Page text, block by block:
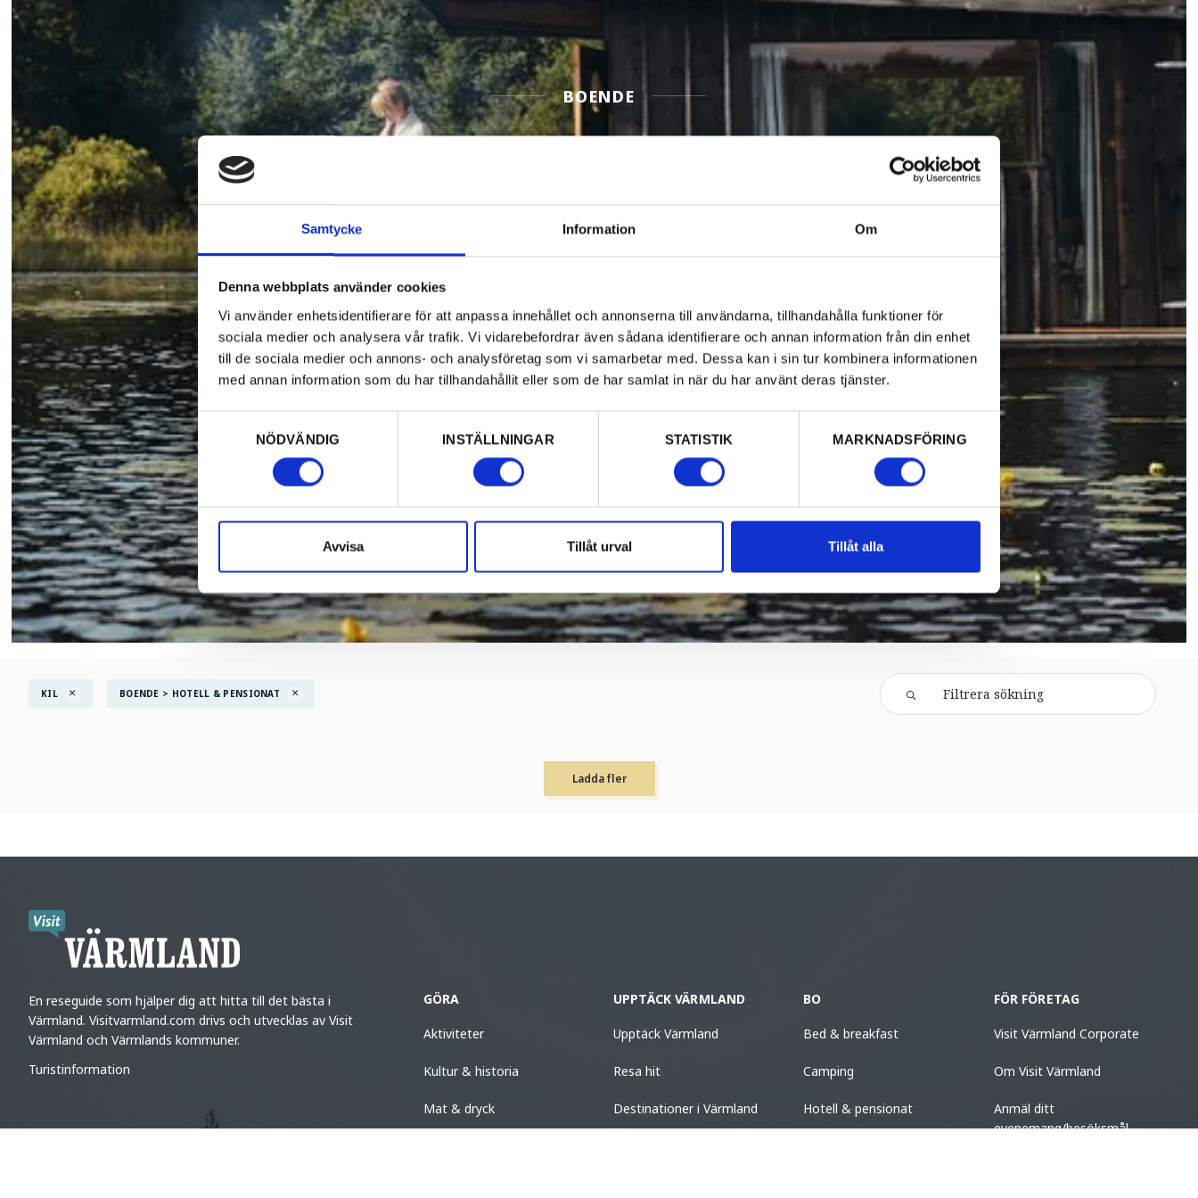
Samtycke Information Om
Denna webbplats använder cookies
Vi använder enhetsidentifierare för att anpassa innehållet och annonserna till användarna, tillhandahålla funktioner för
sociala medier och analysera vår trafik. Vi vidarebefordrar även sådana identifierare och annan information från din enhet
till de sociala medier och annons- och analysföretag som vi samarbetar med. Dessa kan i sin tur kombinera informationen
med annan information som du har tillhandahållit eller som de har samlat in när du har använt deras tjänster.
Samtyckesval
NÖDVÄNDIG
INSTÄLLNINGAR STATISTIK MARKNADSFÖRING
Avvisa Tillåt urval Tillåt alla
BOENDE
KIL BOENDE > HOTELL & PENSIONAT
Ladda fler
En reseguide som hjälper dig att hitta till det bästa i
Värmland. Visitvarmland.com drivs och utvecklas av Visit
Värmland och Värmlands kommuner.
Turistinformation
GÖRA
Aktiviteter
Kultur & historia
Mat & dryck
UPPTÄCK VÄRMLAND
Upptäck Värmland
Resa hit
Destinationer i Värmland
BO
Bed & breakfast
Camping
Hotell & pensionat
FÖR FÖRETAG
Visit Värmland Corporate
Om Visit Värmland
Anmäl ditt
evenemang/besöksmål